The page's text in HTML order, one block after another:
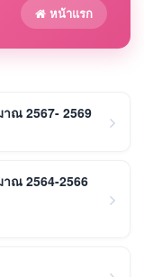
หน้าแรก
ณ 2567- 2569
ณ 2564-2566